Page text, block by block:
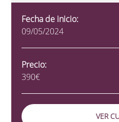
Fecha de inicio:
09/05/2024
Precio:
390€
VER